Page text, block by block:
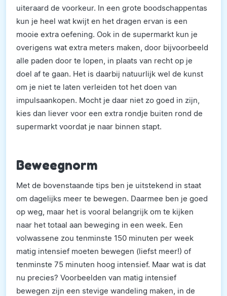
uiteraard de voorkeur. In een grote boodschappentas
kun je heel wat kwijt en het dragen ervan is een
mooie extra oefening. Ook in de supermarkt kun je
overigens wat extra meters maken, door bijvoorbeeld
alle paden door te lopen, in plaats van recht op je
doel af te gaan. Het is daarbij natuurlijk wel de kunst
om je niet te laten verleiden tot het doen van
impulsaankopen. Mocht je daar niet zo goed in zijn,
kies dan liever voor een extra rondje buiten rond de
supermarkt voordat je naar binnen stapt.
Beweegnorm
Met de bovenstaande tips ben je uitstekend in staat
om dagelijks meer te bewegen. Daarmee ben je goed
op weg, maar het is vooral belangrijk om te kijken
naar het totaal aan beweging in een week. Een
volwassene zou tenminste 150 minuten per week
matig intensief moeten bewegen (liefst meer!) of
tenminste 75 minuten hoog intensief. Maar wat is dat
nu precies? Voorbeelden van matig intensief
bewegen zijn een stevige wandeling maken, in de